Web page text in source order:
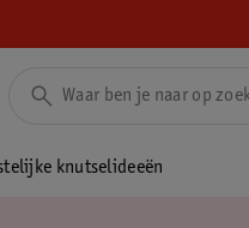
knutselideeën